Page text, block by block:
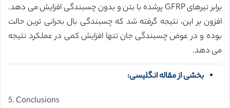
برابر تیرهای GFRP پرشده با بتن و بدون چسبندگی افزایش می دهد.
افزون بر این، نتیجه گرفته شد که چسبندگی بال بحرانی ترین حالت
بوده و در عوض چسبندگی جان تنها افزایش کمی در عملکرد نتیجه
می دهد.
بخشی از مقاله انگلیسی:
5. Conclusions